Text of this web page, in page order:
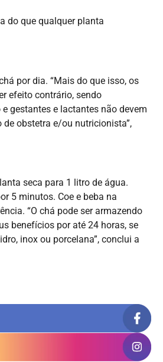
do que qualquer planta
por dia. “Mais do que isso, os
efeito contrário, sendo
gestantes e lactantes não devem
obstetra e/ou nutricionista”,
seca para 1 litro de água.
5 minutos. Coe e beba na
“O chá pode ser armazendo
benefícios por até 24 horas, se
inox ou porcelana”, conclui a